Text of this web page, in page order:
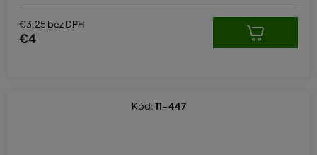
€3,25 bez DPH
€4
Kód:11-447